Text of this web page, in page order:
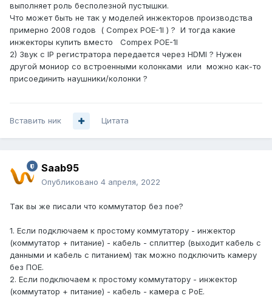
выполняет роль бесполезной пустышки.
Что может быть не так у моделей инжекторов производства
примерно 2008 годов ( Compex POE-1I ) ? И тогда какие
инжекторы купить вместо Compex POE-1I
2) Звук c IP регистратора передается через HDMI ? Нужен
другой мониор со встроенными колонками или можно как-то
присоединить наушники/колонки ?
Вставить ник Цитата
Saab95
Опубликовано 4 апреля, 2022
Так вы же писали что коммутатор без пое?
1. Если подключаем к простому коммутатору - инжектор
(коммутатор + питание) - кабель - сплиттер (выходит кабель с
данными и кабель с питанием) так можно подключить камеру
без ПОЕ.
2. Если подключаем к простому коммутатору - инжектор
(коммутатор + питание) - кабель - камера с PoE.